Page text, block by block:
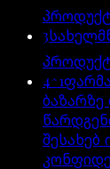
3
4^1
ბაზარზე
შესახებ